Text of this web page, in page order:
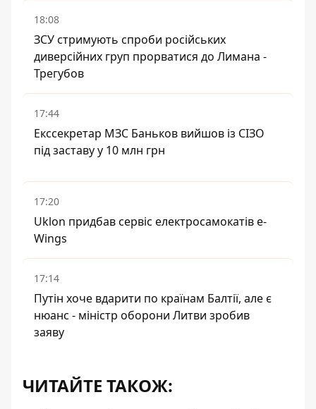
18:08
ЗСУ стримують спроби російських
диверсійних груп прорватися до Лимана -
Трегубов
17:44
Екссекретар МЗС Баньков вийшов із СІЗО
під заставу у 10 млн грн
17:20
Uklon придбав сервіс електросамокатів e-
Wings
17:14
Путін хоче вдарити по країнам Балтії, але є
нюанс - міністр оборони Литви зробив
заяву
ЧИТАЙТЕ ТАКОЖ: